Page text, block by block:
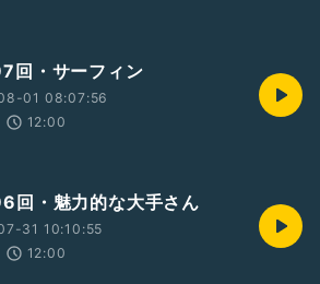
回・サーフィン
01 08:07:56
12:00
回・魅力的な大手さん
31 10:10:55
12:00